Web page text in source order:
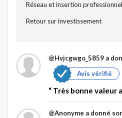
Réseau et insertion
Retour sur investissement
@Hvjcgwgo_5859 a
Avis vérifié
Très bonne valeur
@Anonyme a donné